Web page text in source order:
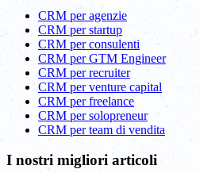
CRM per agenzie
CRM per startup
CRM per consulenti
CRM per GTM Engineer
CRM per recruiter
CRM per venture capital
CRM per freelance
CRM per solopreneur
CRM per team di vendita
I nostri migliori articoli